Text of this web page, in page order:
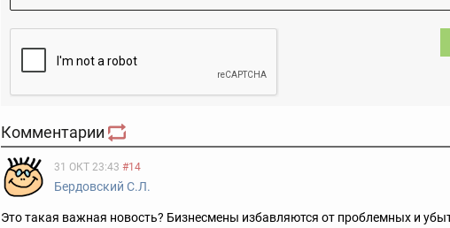
Комментарии
31 ОКТ 23:43 #14
Бердовский С.Л.
Это такая важная новость? Бизнесмены избавляются от проблемных и